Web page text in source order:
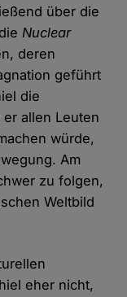
über die
Nuclear
deren
geführt
die
allen Leuten
würde,
Am
zu folgen,
Weltbild
eher nicht,